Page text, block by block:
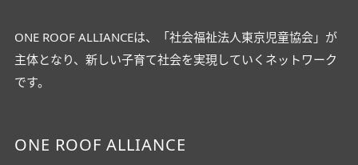
ONE ROOF ALLIANCEは、「社会福祉法人東京児童協会」が
主体となり、新しい子育て社会を実現していくネットワーク
です。
ONE ROOF ALLIANCE